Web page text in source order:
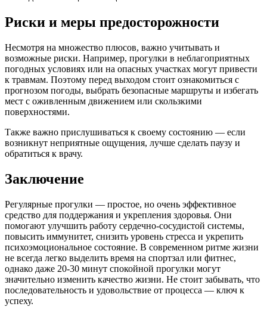
Риски и меры предосторожности
Несмотря на множество плюсов, важно учитывать и
возможные риски. Например, прогулки в неблагоприятных
погодных условиях или на опасных участках могут привести
к травмам. Поэтому перед выходом стоит ознакомиться с
прогнозом погоды, выбрать безопасные маршруты и избегать
мест с оживленным движением или скользкими
поверхностями.
Также важно прислушиваться к своему состоянию — если
возникнут неприятные ощущения, лучше сделать паузу и
обратиться к врачу.
Заключение
Регулярные прогулки — простое, но очень эффективное
средство для поддержания и укрепления здоровья. Они
помогают улучшить работу сердечно-сосудистой системы,
повысить иммунитет, снизить уровень стресса и укрепить
психоэмоциональное состояние. В современном ритме жизни
не всегда легко выделить время на спортзал или фитнес,
однако даже 20-30 минут спокойной прогулки могут
значительно изменить качество жизни. Не стоит забывать, что
последовательность и удовольствие от процесса — ключ к
успеху.